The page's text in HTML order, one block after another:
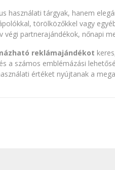
használati tárgyak, hanem
törölközőkkel vagy
végi partnerajándékok, nőnapi
reklámajándékot
a számos emblémázási
értéket nyújtanak a